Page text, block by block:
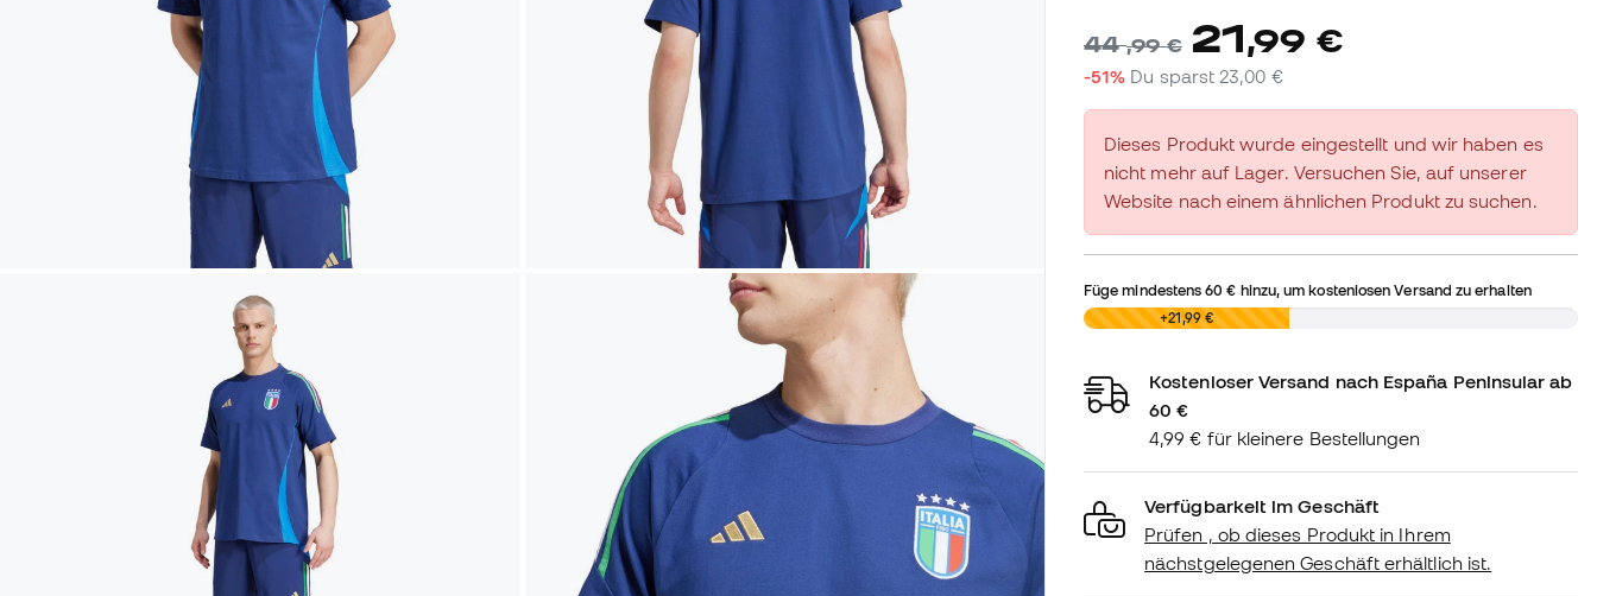
44,99 € 21,99 €
-51% Du sparst 23,00 €
Dieses Produkt wurde eingestellt und wir haben es
nicht mehr auf Lager. Versuchen Sie, auf unserer
Website nach einem ähnlichen Produkt zu suchen.
Füge mindestens60 € hinzu, um kostenlosen Versand zu erhalten
0,00 € +21,99 €
Kostenloser Versand nach España Peninsular ab
60 €
4,99 € für kleinere Bestellungen
Verfügbarkeit im Geschäft
Prüfen , ob dieses Produkt in Ihrem
nächstgelegenen Geschäft erhältlich ist.